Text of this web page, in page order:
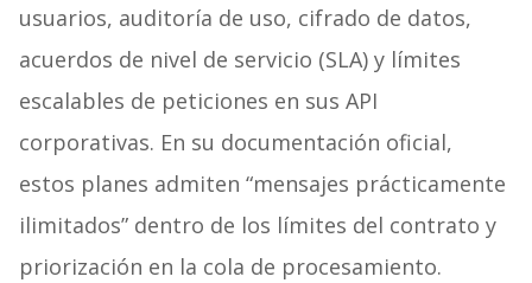
usuarios, auditoría de uso, cifrado de datos,
acuerdos de nivel de servicio (SLA) y límites
escalables de peticiones en sus API
corporativas. En su documentación oficial,
estos planes admiten “mensajes prácticamente
ilimitados” dentro de los límites del contrato y
priorización en la cola de procesamiento.